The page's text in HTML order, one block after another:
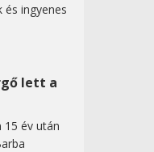
és ingyenes
lett a
15 év után